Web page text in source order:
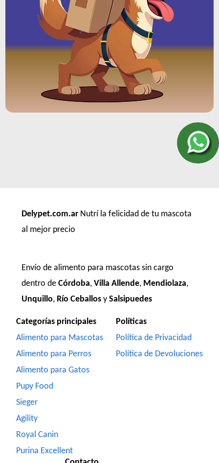
Delypet.com.ar Nutrí la felicidad de tu mascota
al mejor precio
Envío de alimento para mascotas sin cargo
dentro de Córdoba, Villa Allende, Mendiolaza,
Unquillo, Río Ceballos y Salsipuedes
Categorías principales
Alimento para Mascotas
Alimento para Perros
Alimento para Gatos
Pupy Food
Sieger
Agility
Royal Canin
Purina Excellent
Políticas
Política de Privacidad
Política de Devoluciones